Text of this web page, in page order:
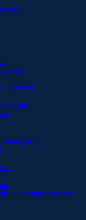
бутилки
уреди
и принадлежности